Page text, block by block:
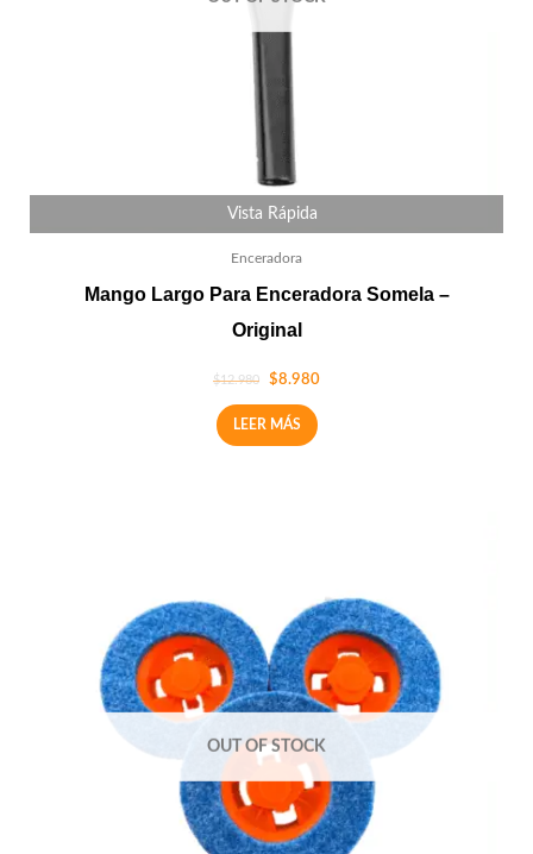
Vista Rápida
Enceradora
Mango Largo Para Enceradora Somela –
Original
$12.980 $8.980
LEER MÁS
OUT OF STOCK